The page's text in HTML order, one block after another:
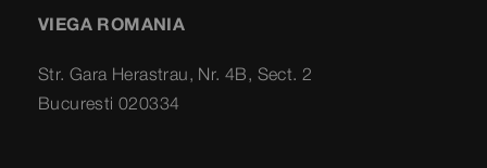
VIEGA ROMANIA
Str. Gara Herastrau, Nr. 4B, Sect. 2
Bucuresti 020334